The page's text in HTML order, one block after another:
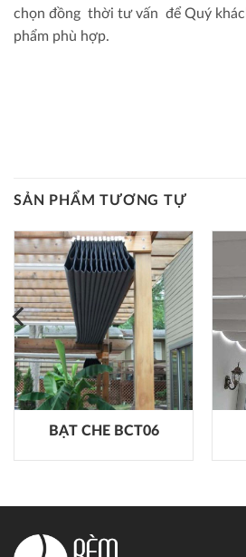
chọn đồng thời tư vấn để Quý
phẩm phù hợp.
SẢN PHẨM TƯƠNG TỰ
BẠT CHE BCT06